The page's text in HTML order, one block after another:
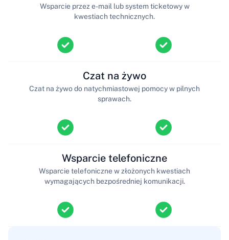
Wsparcie przez e-mail lub system ticketowy w
kwestiach technicznych.
Czat na żywo
Czat na żywo do natychmiastowej pomocy w pilnych
sprawach.
Wsparcie telefoniczne
Wsparcie telefoniczne w złożonych kwestiach
wymagających bezpośredniej komunikacji.